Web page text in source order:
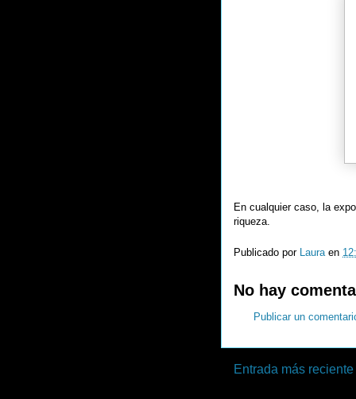
En cualquier caso, la
riqueza.
Publicado por Laura en
No hay
Publicar un
Entrada más reciente